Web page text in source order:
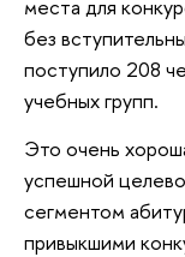
места для
без
поступило 208
учебных групп.
Это очень
успешной
сегментом
привыкшими